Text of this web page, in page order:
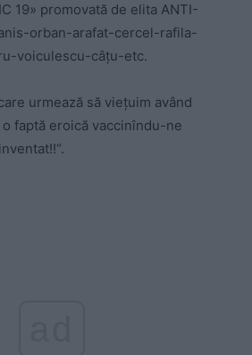
19» promovată de elita ANTI-
orban-arafat-cercel-rafila-
voiculescu-câțu-etc.
urmează să viețuim având
faptă eroică vaccinîndu-ne